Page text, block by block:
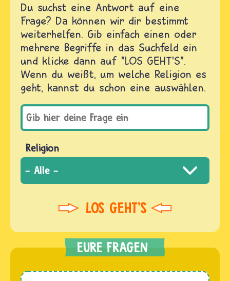
Du suchst eine Antwort auf eine
Frage? Da können wir dir bestimmt
weiterhelfen. Gib einfach einen oder
mehrere Begriffe in das Suchfeld ein
und klicke dann auf "LOS GEHT'S".
Wenn du weißt, um welche Religion es
geht, kannst du schon eine auswählen.
Religion